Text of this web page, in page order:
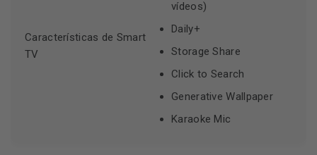
Características de Smart
TV
vídeos)
Daily+
Storage Share
Click to Search
Generative Wallpaper
Karaoke Mic